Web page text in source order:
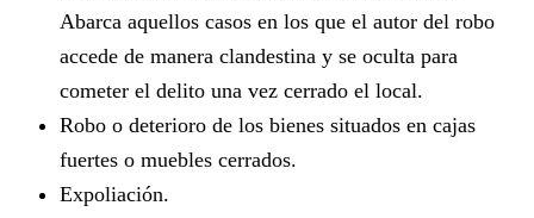
Abarca aquellos casos en los que el autor del robo
accede de manera clandestina y se oculta para
cometer el delito una vez cerrado el local.
Robo o deterioro de los bienes situados en cajas
fuertes o muebles cerrados.
Expoliación.